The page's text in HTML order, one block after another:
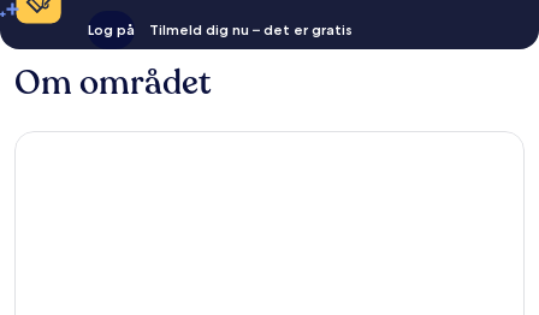
Log på Tilmeld dig nu – det er gratis
Om området